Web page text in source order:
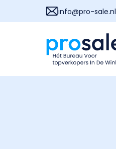
info@pro-sale.nl